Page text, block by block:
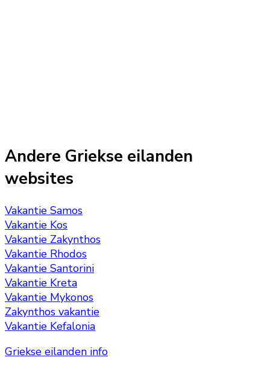
Andere Griekse eilanden
websites
Vakantie Samos
Vakantie Kos
Vakantie Zakynthos
Vakantie Rhodos
Vakantie Santorini
Vakantie Kreta
Vakantie Mykonos
Zakynthos vakantie
Vakantie Kefalonia
Griekse eilanden info